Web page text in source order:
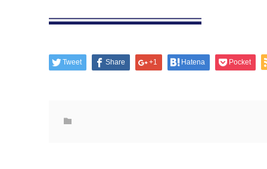
Tweet Share +1 Hatena Pocket